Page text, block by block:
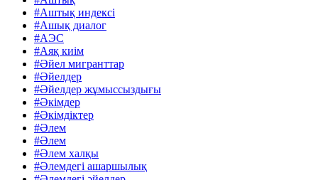
#Аштық индексі
#Ашық диалог
#АЭС
#Аяқ киім
#Әйел мигранттар
#Әйелдер
#Әйелдер жұмыссыздығы
#Әкімдер
#Әкімдіктер
#Әлем
#Әлем
#Әлем халқы
#Әлемдегі ашаршылық